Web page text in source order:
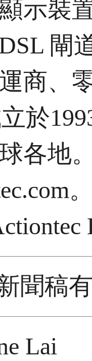
示裝
閘
商、
於
各地
聞稿
Lai